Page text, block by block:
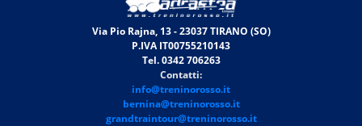
Via Pio Rajna, 13 - 23037 TIRANO (SO)
P.IVA IT00755210143
Tel. 0342 706263
Contatti:
info@treninorosso.it
bernina@treninorosso.it
grandtraintour@treninorosso.it